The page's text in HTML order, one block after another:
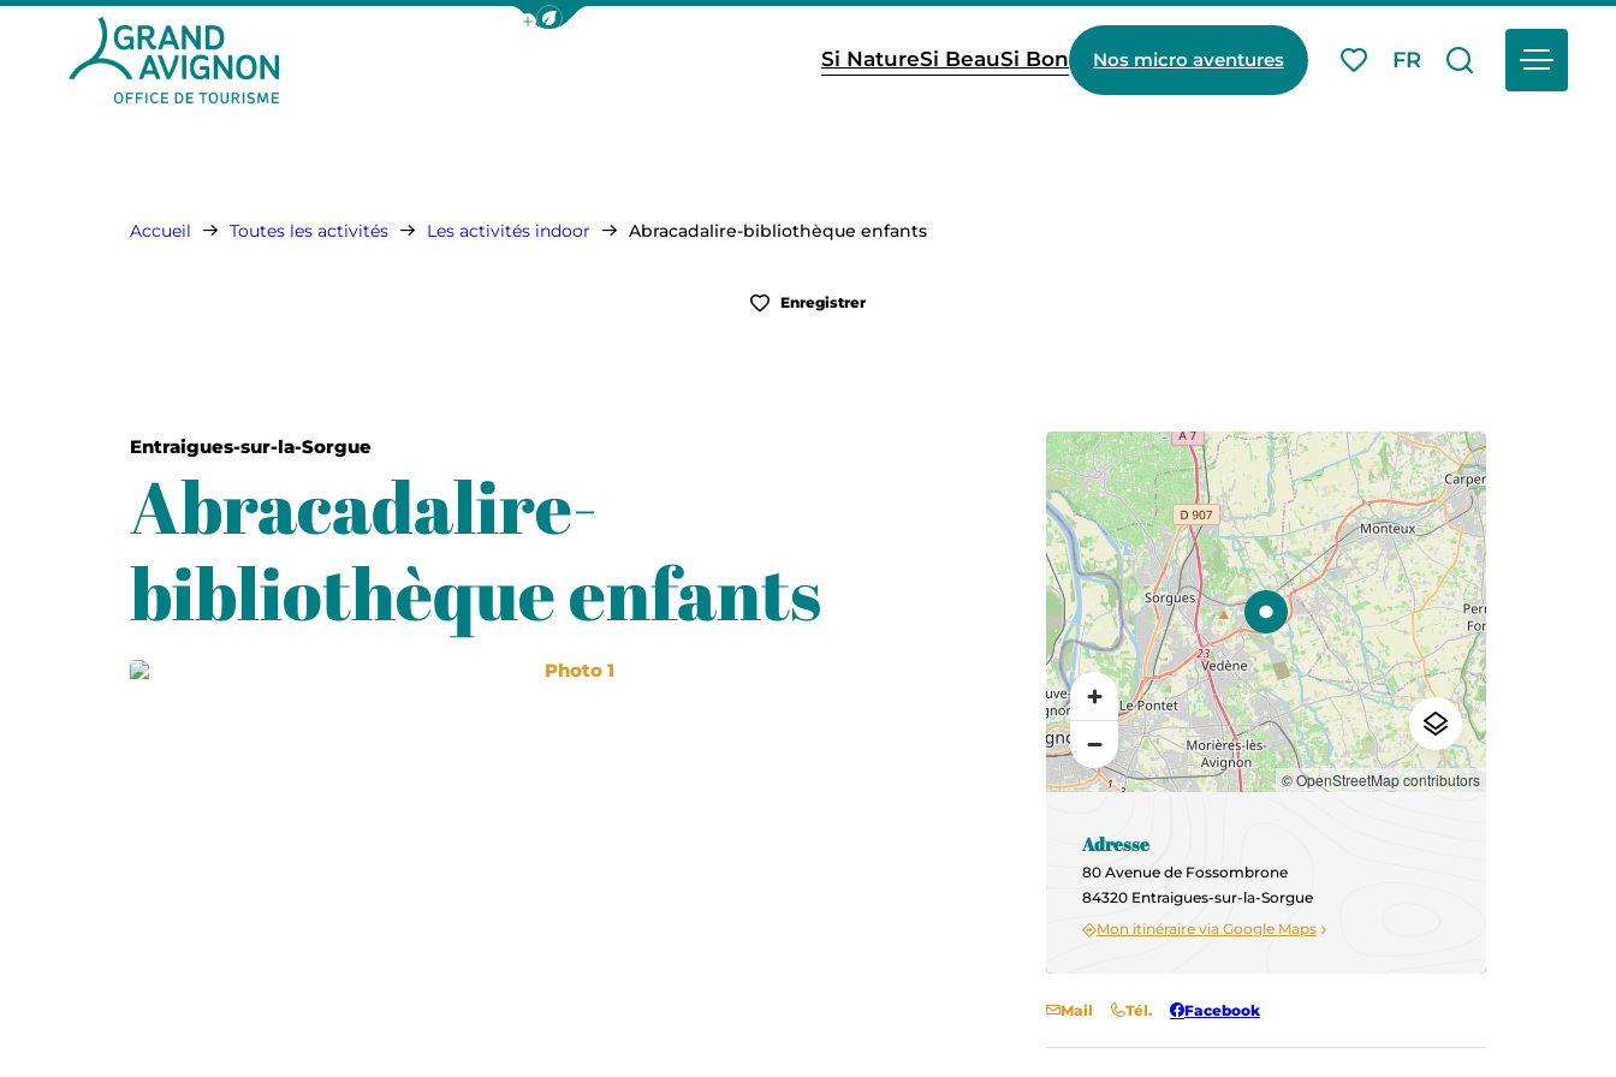
Afficher la barre de navigation du mode éco
Si NatureSi BeauSi Bon Nos micro aventures
Mes favoris
FR
Je
Accueil Toutes les activités Les activités indoor Abracadalire-bibliothèque enfants
Enregistrer
Entraigues-sur-la-Sorgue
Abracadalire-
bibliothèque enfants
Photo 1
© OpenStreetMap contributors
Adresse
80 Avenue de Fossombrone
84320 Entraigues-sur-la-Sorgue
Mon itinéraire via Google Maps
Mail Tél. Facebook